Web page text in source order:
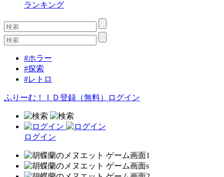
ランキング
#ホラー
#探索
#レトロ
ふりーむ！ＩＤ登録（無料） ログイン
ログイン